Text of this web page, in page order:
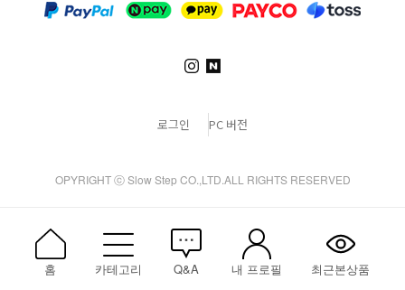
홈 카테고리 Q&A 내 프로필 최근본상품
로그인 PC 버전
OPYRIGHT ⓒ Slow Step CO.,LTD.ALL RIGHTS RESERVED